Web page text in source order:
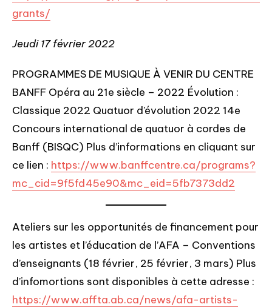
grants/
Jeudi 17 février 2022
PROGRAMMES DE MUSIQUE À VENIR DU CENTRE
BANFF Opéra au 21e siècle – 2022 Évolution :
Classique 2022 Quatuor d’évolution 2022 14e
Concours international de quatuor à cordes de
Banff (BISQC) Plus d’informations en cliquant sur
ce lien : https://www.banffcentre.ca/programs?
mc_cid=9f5fd45e90&mc_eid=5fb7373dd2
Ateliers sur les opportunités de financement pour
les artistes et l’éducation de l’AFA – Conventions
d’enseignants (18 février, 25 février, 3 mars) Plus
d’infomortions sont disponibles à cette adresse :
https://www.affta.ab.ca/news/afa-artists-